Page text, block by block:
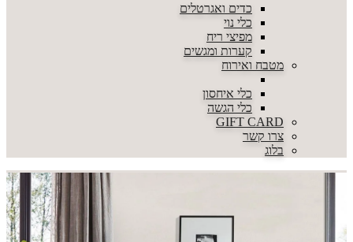
כדים ואגרטלים
כלי נוי
מפיצי ריח
קערות ומגשים
מטבח ואירוח
כלי איחסון
כלי הגשה
GIFT CARD
צרו קשר
בלוג